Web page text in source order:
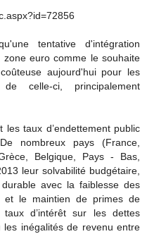
tentative d'intégration
euro comme le souhaite
aujourd'hui pour les
celle-ci, principalement
taux d’endettement public
nombreux pays (France,
Belgique, Pays - Bas,
leur solvabilité budgétaire,
avec la faiblesse des
et le maintien de primes de
d’intérêt sur les dettes
inégalités de revenu entre